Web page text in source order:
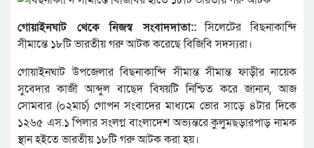
গোয়াইনঘাট থেকে নিজস্ব সংবাদদাতা::সিলেটের বিছনাকান্দি
সীমান্তে ১৮টি ভারতীয় গরু আটক করেছে বিজিবি সদস্যরা।
গোয়াইনঘাট উপজেলার বিছনাকান্দি সীমান্ত সীমান্ত ফাড়ীর নায়েক
সুবেদার কাজী আব্দুল বাছেদ বিষয়টি নিশ্চিত করে জানান, আজ
সোমবার (০২মার্চ) গোপন সংবাদের মাধ্যমে ভোর সাড়ে ৪টার দিকে
১২৬৫ এস.১ পিলার সংলগ্ন বাংলাদেশ অভ্যন্তরে কুলুমছড়ারপাড় নামক
স্থান হইতে ভারতীয় ১৮টি গরু আটক করা হয়।